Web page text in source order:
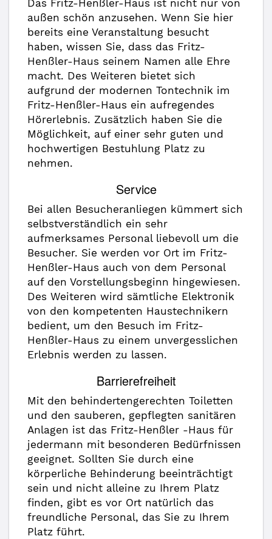
Das Fritz-Henßler-Haus ist nicht nur von
außen schön anzusehen. Wenn Sie hier
bereits eine Veranstaltung besucht
haben, wissen Sie, dass das Fritz-
Henßler-Haus seinem Namen alle Ehre
macht. Des Weiteren bietet sich
aufgrund der modernen Tontechnik im
Fritz-Henßler-Haus ein aufregendes
Hörerlebnis. Zusätzlich haben Sie die
Möglichkeit, auf einer sehr guten und
hochwertigen Bestuhlung Platz zu
nehmen.
Service
Bei allen Besucheranliegen kümmert sich
selbstverständlich ein sehr
aufmerksames Personal liebevoll um die
Besucher. Sie werden vor Ort im Fritz-
Henßler-Haus auch von dem Personal
auf den Vorstellungsbeginn hingewiesen.
Des Weiteren wird sämtliche Elektronik
von den kompetenten Haustechnikern
bedient, um den Besuch im Fritz-
Henßler-Haus zu einem unvergesslichen
Erlebnis werden zu lassen.
Barrierefreiheit
Mit den behindertengerechten Toiletten
und den sauberen, gepflegten sanitären
Anlagen ist das Fritz-Henßler -Haus für
jedermann mit besonderen Bedürfnissen
geeignet. Sollten Sie durch eine
körperliche Behinderung beeinträchtigt
sein und nicht alleine zu Ihrem Platz
finden, gibt es vor Ort natürlich das
freundliche Personal, das Sie zu Ihrem
Platz führt.